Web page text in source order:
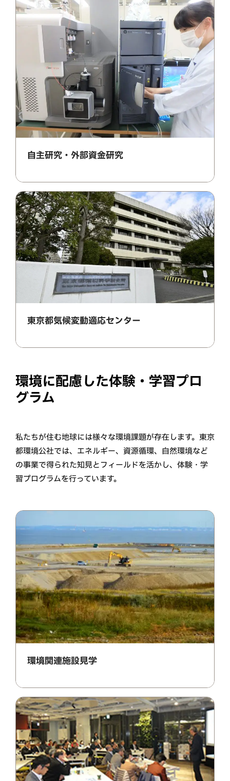
自主研究・外部資金研究
東京都気候変動適応センター
環境に配慮した体験・学習プロ
グラム
私たちが住む地球には様々な環境課題が存在します。東京
都環境公社では、エネルギー、資源循環、自然環境など
の事業で得られた知見とフィールドを活かし、体験・学
習プログラムを行っています。
環境関連施設見学